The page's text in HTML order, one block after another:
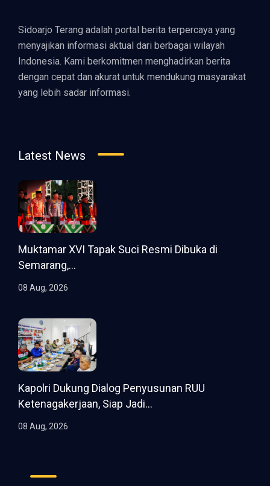
Sidoarjo Terang adalah portal berita terpercaya yang
menyajikan informasi aktual dari berbagai wilayah
Indonesia. Kami berkomitmen menghadirkan berita
dengan cepat dan akurat untuk mendukung masyarakat
yang lebih sadar informasi.
Latest News
Muktamar XVI Tapak Suci Resmi Dibuka di
Semarang,...
08 Aug, 2026
Kapolri Dukung Dialog Penyusunan RUU
Ketenagakerjaan, Siap Jadi...
08 Aug, 2026